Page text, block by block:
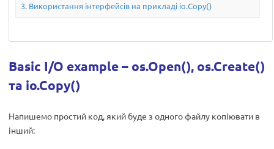
Використання інтерфейсів на прикладі io.Copy()
Basic I/O example – os.Open(), os.Create()
та io.Copy()
Напишемо простий код, який буде з одного файлу копіювати в
інший: